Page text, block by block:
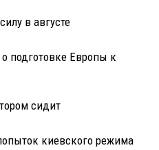
в августе
подготовке Европы к
сидит
киевского режима